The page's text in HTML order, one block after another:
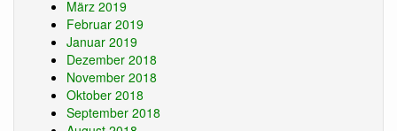
März 2019
Februar 2019
Januar 2019
Dezember 2018
November 2018
Oktober 2018
September 2018